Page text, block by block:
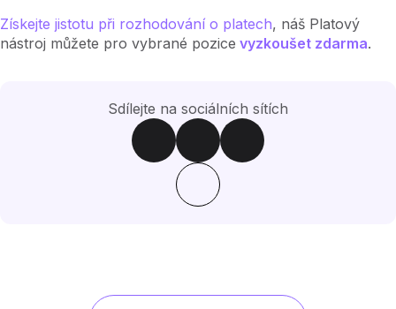
Získejte jistotu při rozhodování o platech, náš Platový
nástroj můžete pro vybrané pozice vyzkoušet zdarma.
Sdílejte na sociálních sítích